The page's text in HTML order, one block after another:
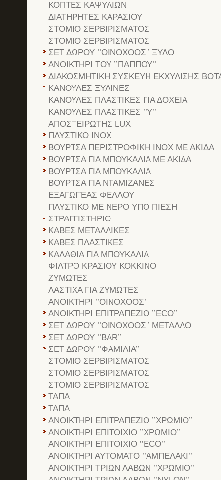
ΚΟΠΤΕΣ ΚΑΨΥΛΙΩΝ
ΔΙΑΤΗΡΗΤΕΣ ΚΑΡΑΣΙΟΥ
ΣΤΟΜΙΟ ΣΕΡΒΙΡΙΣΜΑΤΟΣ
ΣΤΟΜΙΟ ΣΕΡΒΙΡΙΣΜΑΤΟΣ
ΣΕΤ ΔΩΡΟΥ ’’ΟΙΝΟΧΟΟΣ’’ ΞΥΛΟ
ΑΝΟΙΚΤΗΡΙ ΤΟΥ ’’ΠΑΠΠΟΥ’’
ΔΙΑΚΟΣΜΗΤΙΚΗ ΣΥΣΚΕΥΗ ΕΚΧΥΛΙΣΗΣ
ΚΑΝΟΥΛΕΣ ΞΥΛΙΝΕΣ
ΚΑΝΟΥΛΕΣ ΠΛΑΣΤΙΚΕΣ ΓΙΑ ΔΟΧΕΙΑ
ΚΑΝΟΥΛΕΣ ΠΛΑΣΤΙΚΕΣ ’’Υ’’
ΑΠΟΣΤΕΙΡΩΤΗΣ LUX
ΠΛΥΣΤΙΚΟ INOX
ΒΟΥΡΤΣΑ ΠΕΡΙΣΤΡΟΦΙΚΗ INOX ΜΕ ΑΚΙΔΑ
ΒΟΥΡΤΣΑ ΓΙΑ ΜΠΟΥΚΑΛΙΑ ΜΕ ΑΚΙΔΑ
ΒΟΥΡΤΣΑ ΓΙΑ ΜΠΟΥΚΑΛΙΑ
ΒΟΥΡΤΣΑ ΓΙΑ ΝΤΑΜΙΖΑΝΕΣ
ΕΞΑΓΩΓΈΑΣ ΦΕΛΛΟΥ
ΠΛΥΣΤΙΚΟ ΜΕ ΝΕΡΟ ΥΠΟ ΠΙΕΣΗ
ΣΤΡΑΓΓΙΣΤΗΡΙΟ
ΚΑΒΕΣ ΜΕΤΑΛΛΙΚΕΣ
ΚΑΒΕΣ ΠΛΑΣΤΙΚΕΣ
ΚΑΛΑΘΙΑ ΓΙΑ ΜΠΟΥΚΑΛΙΑ
ΦΙΛΤΡΟ ΚΡΑΣΙΟΥ ΚΟΚΚΙΝΟ
ΖΥΜΩΤΕΣ
ΛΑΣΤΙΧΑ ΓΙΑ ΖΥΜΩΤΕΣ
ΑΝΟΙΚΤΗΡΙ ’’ΟΙΝΟΧΟΟΣ’’
ΑΝΟΙΚΤΗΡΙ ΕΠΙΤΡΑΠΕΖΙΟ ’’ECO’’
ΣΕΤ ΔΩΡΟΥ ’’ΟΙΝΟΧΟΟΣ’’ ΜΕΤΑΛΛΟ
ΣΕΤ ΔΩΡΟΥ ’’BAR’’
ΣΕΤ ΔΩΡΟΥ ’’ΦΑΜΙΛΙΑ’’
ΣΤΟΜΙΟ ΣΕΡΒΙΡΙΣΜΑΤΟΣ
ΣΤΟΜΙΟ ΣΕΡΒΙΡΙΣΜΑΤΟΣ
ΣΤΟΜΙΟ ΣΕΡΒΙΡΙΣΜΑΤΟΣ
ΤΑΠΑ
ΤΑΠΑ
ΑΝΟΙΚΤΗΡΙ ΕΠΙΤΡΑΠΕΖΙΟ ’’ΧΡΩΜΙΟ’’
ΑΝΟΙΚΤΗΡΙ ΕΠΙΤΟΙΧΙΟ ’’ΧΡΩΜΙΟ’’
ΑΝΟΙΚΤΗΡΙ ΕΠΙΤΟΙΧΙΟ ’’ECO’’
ΑΝΟΙΚΤΗΡΙ ΑΥΤΟΜΑΤΟ ’’ΑΜΠΕΛΑΚΙ’’
ΑΝΟΙΚΤΗΡΙ ΤΡΙΩΝ ΛΑΒΩΝ ’’ΧΡΩΜΙΟ’’